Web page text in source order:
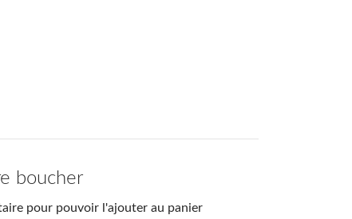
boucher
pour pouvoir l'ajouter au panier